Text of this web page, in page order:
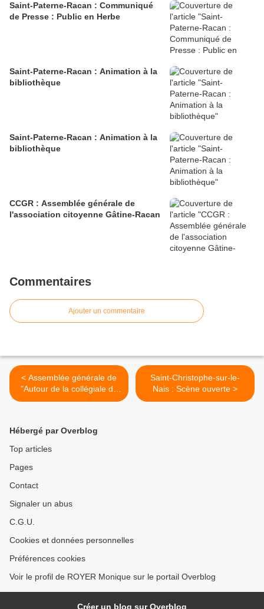
Saint-Paterne-Racan : Communiqué
de Presse : Public en Herbe
Saint-Paterne-Racan : Animation à la
bibliothèque
Saint-Paterne-Racan : Animation à la
bibliothèque
CCGR : Assemblée générale de
l'association citoyenne Gâtine-Racan
Commentaires
Ajouter un commentaire
< Assemblée générale de
"Autour de la collégiale de
Bueil-en-Touraine"
Saint-Christophe-sur-le-
Nais : Scène ouverte >
Hébergé par Overblog
Top articles
Pages
Contact
Signaler un abus
C.G.U.
Cookies et données personnelles
Préférences cookies
Voir le profil de ROYER Monique sur le portail Overblog
Créer un blog sur Overblog